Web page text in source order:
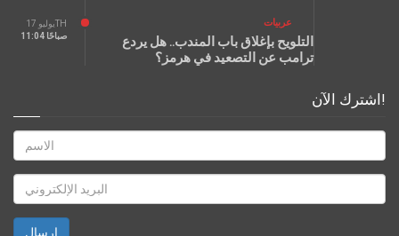
يوليو 17TH
11:04 صباحًا
عربيات
التلويح بإغلاق باب المندب.. هل يردع
ترامب عن التصعيد في هرمز؟
اشترك الآن!